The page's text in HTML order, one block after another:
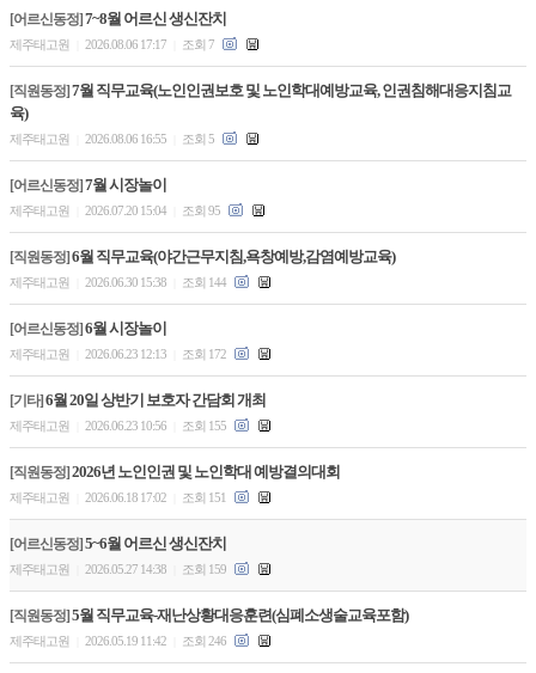
[어르신동정] 7~8월 어르신 생신잔치
제주태고원 2026.08.06 17:17 조회 7
[직원동정] 7월 직무교육(노인인권보호 및 노인학대예방교육, 인권침해대응지침교
육)
제주태고원 2026.08.06 16:55 조회 5
[어르신동정] 7월 시장놀이
제주태고원 2026.07.20 15:04 조회 95
[직원동정] 6월 직무교육(야간근무지침,욕창예방,감염예방교육)
제주태고원 2026.06.30 15:38 조회 144
[어르신동정] 6월 시장놀이
제주태고원 2026.06.23 12:13 조회 172
[기타] 6월 20일 상반기 보호자 간담회 개최
제주태고원 2026.06.23 10:56 조회 155
[직원동정] 2026년 노인인권 및 노인학대 예방결의대회
제주태고원 2026.06.18 17:02 조회 151
[어르신동정] 5~6월 어르신 생신잔치
제주태고원 2026.05.27 14:38 조회 159
[직원동정] 5월 직무교육-재난상황대응훈련(심폐소생술교육포함)
제주태고원 2026.05.19 11:42 조회 246